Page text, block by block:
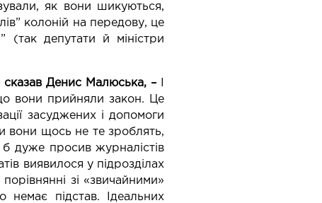
як вони шикуються,
колоній на передову, це
(так депутати й міністри
сказав Денис Малюська, –
вони прийняли закон. Це
засуджених і допомоги
вони щось не те зроблять,
дуже просив журналістів
виявилося у підрозділах
зі «звичайними»
немає підстав. Ідеальних